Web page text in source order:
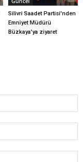
Silivri Saadet Partisi'nden
Emniyet Müdürü
Büzkaya'ya ziyaret